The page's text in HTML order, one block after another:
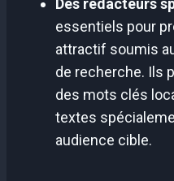
Des rédacteurs
essentiels pour
attractif soumis
de recherche. Ils
des mots clés
textes
audience cible.